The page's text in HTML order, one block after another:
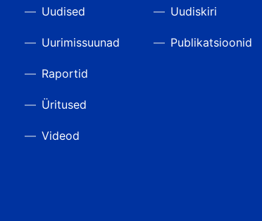
Uudised
Uurimissuunad
Raportid
Üritused
Videod
Uudiskiri
Publikatsioonid